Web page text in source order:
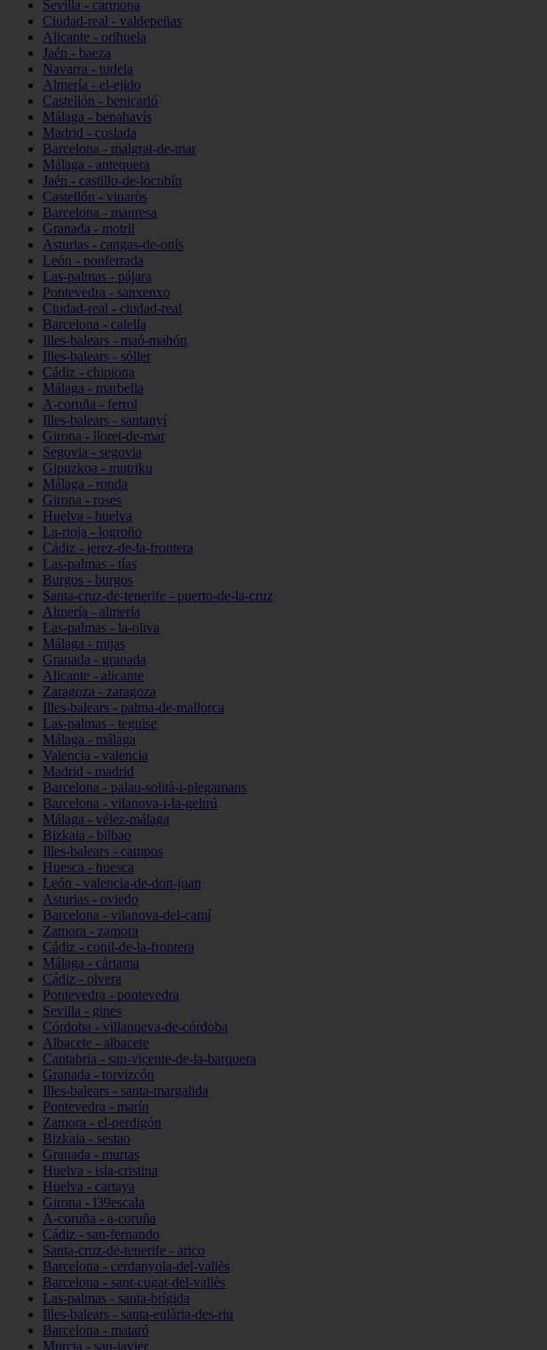
Sevilla - carmona
Ciudad-real - valdepeñas
Alicante - orihuela
Jaén - baeza
Navarra - tudela
Almería - el-ejido
Castellón - benicarló
Málaga - benahavís
Madrid - coslada
Barcelona - malgrat-de-mar
Málaga - antequera
Jaén - castillo-de-locubín
Castellón - vinaròs
Barcelona - manresa
Granada - motril
Asturias - cangas-de-onís
León - ponferrada
Las-palmas - pájara
Pontevedra - sanxenxo
Ciudad-real - ciudad-real
Barcelona - calella
Illes-balears - maó-mahón
Illes-balears - sóller
Cádiz - chipiona
Málaga - marbella
A-coruña - ferrol
Illes-balears - santanyí
Girona - lloret-de-mar
Segovia - segovia
Gipuzkoa - mutriku
Málaga - ronda
Girona - roses
Huelva - huelva
La-rioja - logroño
Cádiz - jerez-de-la-frontera
Las-palmas - tías
Burgos - burgos
Santa-cruz-de-tenerife - puerto-de-la-cruz
Almería - almería
Las-palmas - la-oliva
Málaga - mijas
Granada - granada
Alicante - alicante
Zaragoza - zaragoza
Illes-balears - palma-de-mallorca
Las-palmas - teguise
Málaga - málaga
Valencia - valencia
Madrid - madrid
Barcelona - palau-solità-i-plegamans
Barcelona - vilanova-i-la-geltrú
Málaga - vélez-málaga
Bizkaia - bilbao
Illes-balears - campos
Huesca - huesca
León - valencia-de-don-juan
Asturias - oviedo
Barcelona - vilanova-del-camí
Zamora - zamora
Cádiz - conil-de-la-frontera
Málaga - cártama
Cádiz - olvera
Pontevedra - pontevedra
Sevilla - gines
Córdoba - villanueva-de-córdoba
Albacete - albacete
Cantabria - san-vicente-de-la-barquera
Granada - torvizcón
Illes-balears - santa-margalida
Pontevedra - marín
Zamora - el-perdigón
Bizkaia - sestao
Granada - murtas
Huelva - isla-cristina
Huelva - cartaya
Girona - l39escala
A-coruña - a-coruña
Cádiz - san-fernando
Santa-cruz-de-tenerife - arico
Barcelona - cerdanyola-del-vallès
Barcelona - sant-cugat-del-vallès
Las-palmas - santa-brígida
Illes-balears - santa-eulària-des-riu
Barcelona - mataró
Murcia - san-javier